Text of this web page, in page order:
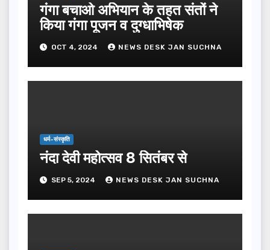
गंगा बचाओ अभियान के तहत संतों ने
किया गंगा पूजन व दुग्धाभिषेक
OCT 4, 2024 NEWS DESK JAN SUCHNA
धर्म-संस्कृति
नंदा देवी महोत्सव 8 सितंबर से
SEP 5, 2024 NEWS DESK JAN SUCHNA